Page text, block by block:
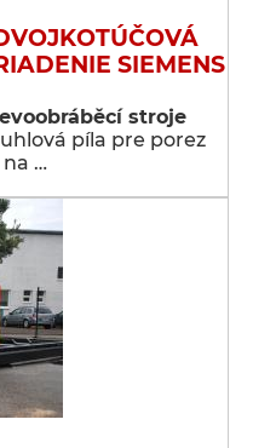
SIEMENS
stroje
píla pre porez
…